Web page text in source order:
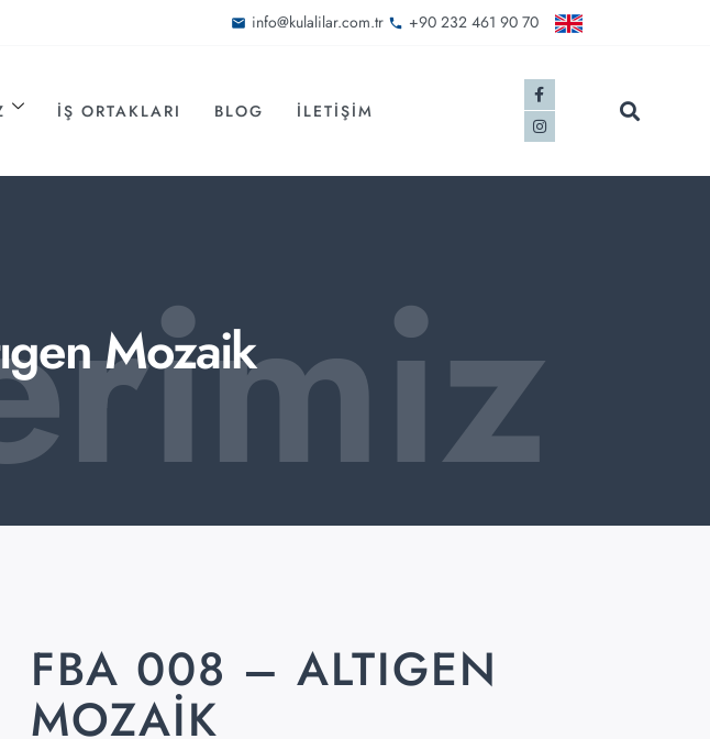
info@kulalilar.com.tr +90 232 461 90 70
İŞ ORTAKLARI BLOG İLETIŞIM
Mozaik
FBA 008 – ALTIGEN
MOZAIK